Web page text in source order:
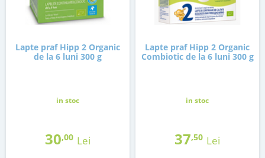
Lapte praf Hipp 2 Organic
de la 6 luni 300 g
in stoc
30,00 Lei
Lapte praf Hipp 2 Organic
Combiotic de la 6 luni 300 g
in stoc
37,50 Lei